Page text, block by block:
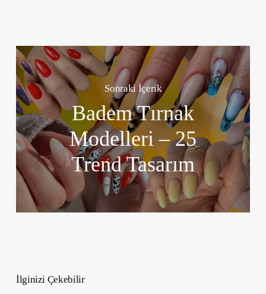
Sonraki İçerik
Badem Tırnak
Modelleri – 25
Trend Tasarım
İlginizi Çekebilir